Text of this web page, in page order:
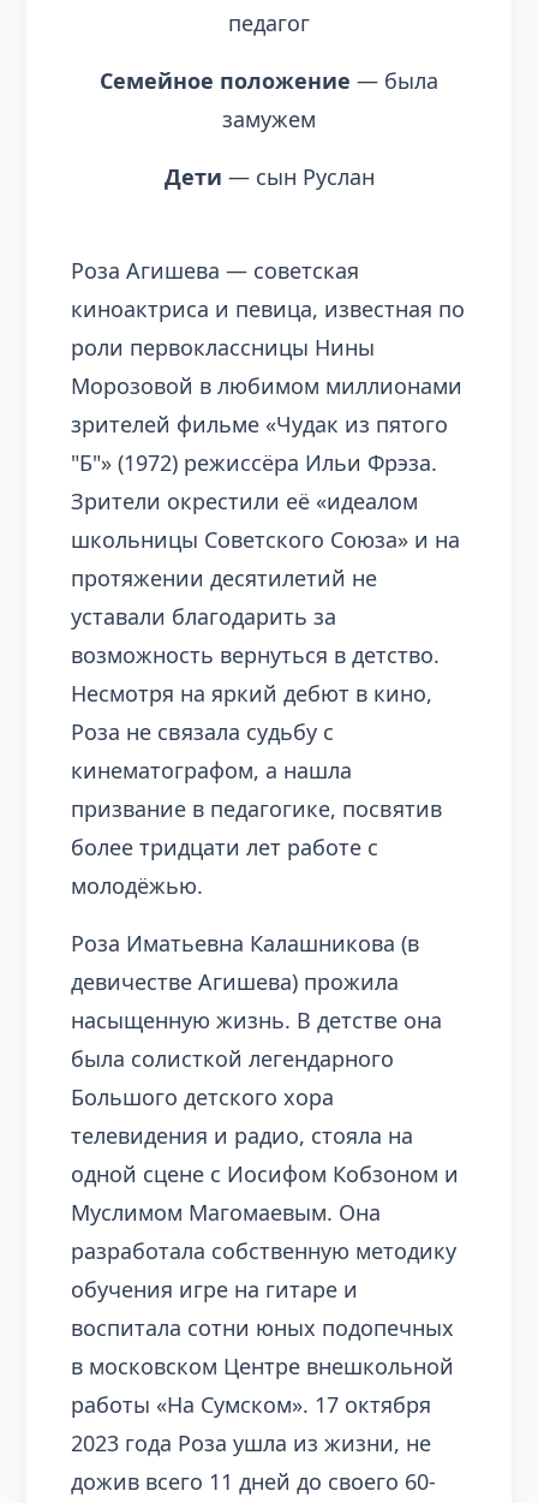
педагог
Семейное положение — была
замужем
Дети — сын Руслан
Роза Агишева — советская
киноактриса и певица, известная по
роли первоклассницы Нины
Морозовой в любимом миллионами
зрителей фильме «Чудак из пятого
"Б"» (1972) режиссёра Ильи Фрэза.
Зрители окрестили её «идеалом
школьницы Советского Союза» и на
протяжении десятилетий не
уставали благодарить за
возможность вернуться в детство.
Несмотря на яркий дебют в кино,
Роза не связала судьбу с
кинематографом, а нашла
призвание в педагогике, посвятив
более тридцати лет работе с
молодёжью.
Роза Иматьевна Калашникова (в
девичестве Агишева) прожила
насыщенную жизнь. В детстве она
была солисткой легендарного
Большого детского хора
телевидения и радио, стояла на
одной сцене с Иосифом Кобзоном и
Муслимом Магомаевым. Она
разработала собственную методику
обучения игре на гитаре и
воспитала сотни юных подопечных
в московском Центре внешкольной
работы «На Сумском». 17 октября
2023 года Роза ушла из жизни, не
дожив всего 11 дней до своего 60-